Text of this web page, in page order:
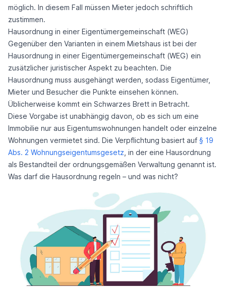
möglich. In diesem Fall müssen Mieter jedoch schriftlich
zustimmen.
Hausordnung in einer Eigentümergemeinschaft (WEG)
Gegenüber den Varianten in einem Mietshaus ist bei der
Hausordnung in einer Eigentümergemeinschaft (WEG) ein
zusätzlicher juristischer Aspekt zu beachten. Die
Hausordnung muss ausgehängt werden, sodass Eigentümer,
Mieter und Besucher die Punkte einsehen können.
Üblicherweise kommt ein Schwarzes Brett in Betracht.
Diese Vorgabe ist unabhängig davon, ob es sich um eine
Immobilie nur aus Eigentumswohnungen handelt oder einzelne
Wohnungen vermietet sind. Die Verpflichtung basiert auf § 19
Abs. 2 Wohnungseigentumsgesetz , in der eine Hausordnung
als Bestandteil der ordnungsgemäßen Verwaltung genannt ist.
Was darf die Hausordnung regeln – und was nicht?